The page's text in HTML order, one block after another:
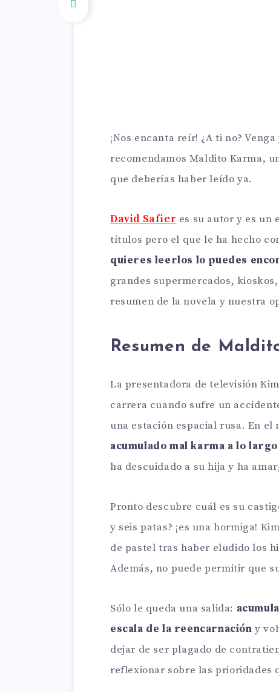
¡Nos encanta reír! ¿A ti no?
recomendamos Maldito Karma,
que deberías haber leído ya.
David Safier es su autor y es un
títulos pero el que le ha hecho
quieres leerlos lo puedes
grandes supermercados,
resumen de la novela y nuestra
Resumen de
La presentadora de televisión
carrera cuando sufre un
una estación espacial rusa. En el
acumulado mal karma a lo
ha descuidado a su hija y ha
Pronto descubre cuál es su
y seis patas? ¡es una hormiga!
de pastel tras haber eludido los
Además, no puede permitir que
Sólo le queda una salida:
escala de la reencarnación y
dejar de ser plagado de
reflexionar sobre las prioridades